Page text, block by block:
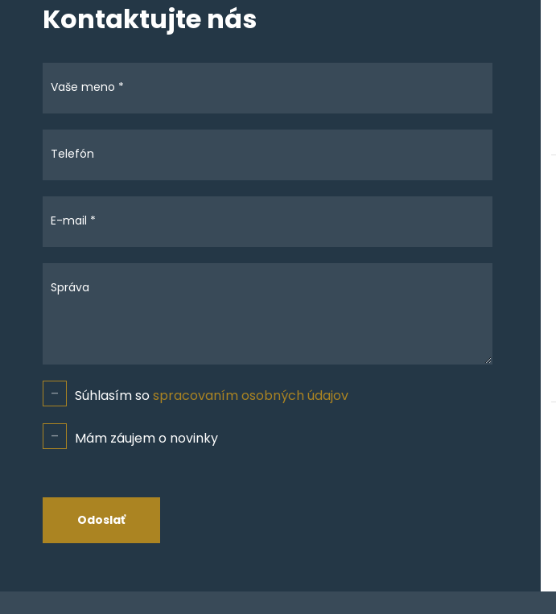
Kontaktujte nás
Vaše meno *
Telefón
E-mail *
Správa
Súhlasím sospracovaním osobných údajov
Mám záujem o novinky
Odoslať